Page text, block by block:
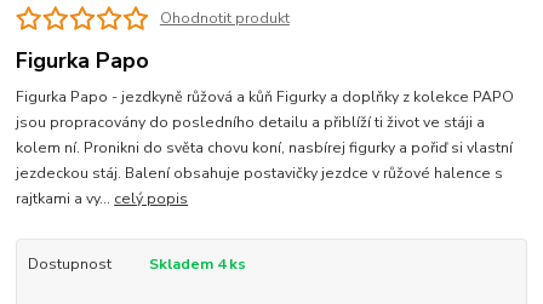
Ohodnotit produkt
Figurka Papo
Figurka Papo - jezdkyně růžová a kůň Figurky a doplňky z kolekce PAPO
jsou propracovány do posledního detailu a přiblíží ti život ve stáji a
kolem ní. Pronikni do světa chovu koní, nasbírej figurky a pořiď si vlastní
jezdeckou stáj. Balení obsahuje postavičky jezdce v růžové halence s
rajtkami a vy... celý popis
Dostupnost Skladem 4 ks